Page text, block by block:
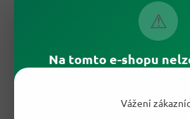
⚠
Na tomto e-shopu
Vážení